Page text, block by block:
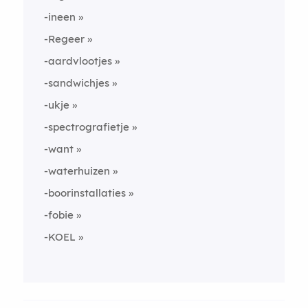
-ineen
-Regeer
-aardvlootjes
-sandwichjes
-ukje
-spectrografietje
-want
-waterhuizen
-boorinstallaties
-fobie
-KOEL